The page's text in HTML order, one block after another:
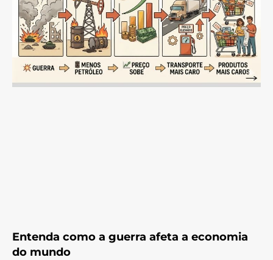
Entenda como a guerra afeta a economia
do mundo